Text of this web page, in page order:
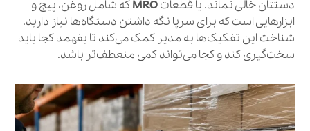
دستتان خالی نماند. یا قطعاتMROکه شامل روغن، پیچ و
ابزارهایی است که برای سرپا نگه داشتن دستگاه‌ها نیاز دارید.
شناخت این تفکیک‌ها به مدیر کمک می‌کند تا بفهمد کجا باید
سخت‌گیری کند و کجا می‌تواند کمی منعطف‌تر باشد.